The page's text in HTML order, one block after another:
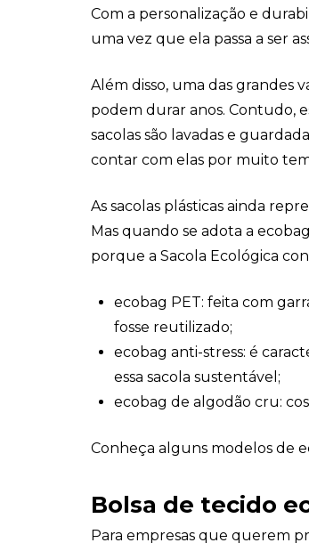
Com a personalização e
uma vez que ela passa a ser
Além disso, uma das grandes
podem durar anos. Contudo,
sacolas são lavadas e
contar com elas por muito
As sacolas plásticas ainda
Mas quando se adota a
porque a Sacola Ecológica
ecobag PET: feita com
fosse reutilizado;
ecobag anti-stress: é
essa sacola sustentável;
ecobag de algodão cru:
Conheça alguns modelos de
Bolsa de tecido
Para empresas que querem